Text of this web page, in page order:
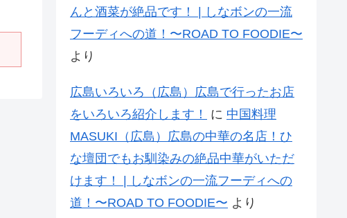
んと酒菜が絶品です！ | しなボンの一流
フーディへの道！〜ROAD TO FOODIE〜
より
広島いろいろ（広島）広島で行ったお店
をいろいろ紹介します！
に 中国料理
MASUKI（広島）広島の中華の名店！ひ
な壇団でもお馴染みの絶品中華がいただ
けます！ | しなボンの一流フーディへの
道！〜ROAD TO FOODIE〜 より